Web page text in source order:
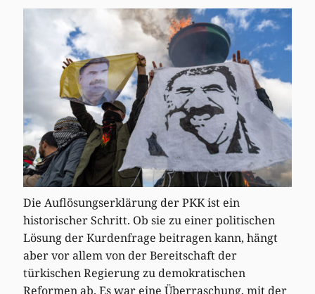
Die Auflösungserklärung der PKK ist ein
historischer Schritt. Ob sie zu einer politischen
Lösung der Kurdenfrage beitragen kann, hängt
aber vor allem von der Bereitschaft der
türkischen Regierung zu demokratischen
Reformen ab. Es war eine Überraschung, mit der